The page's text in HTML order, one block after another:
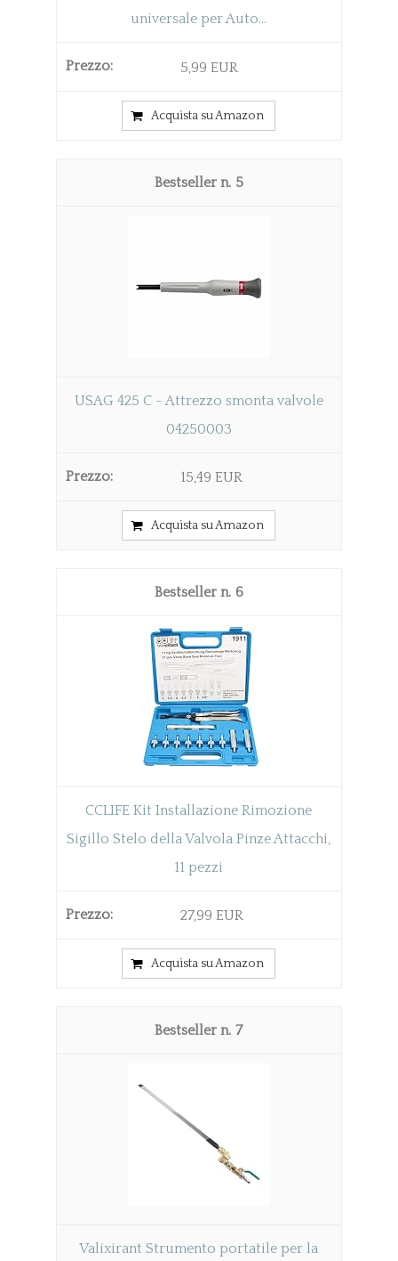
universale per Auto...
5,99 EUR
Acquista su Amazon
5
USAG 425 C - Attrezzo smonta valvole
04250003
15,49 EUR
Acquista su Amazon
6
CCLIFE Kit Installazione Rimozione
Sigillo Stelo della Valvola Pinze Attacchi,
11 pezzi
27,99 EUR
Acquista su Amazon
7
Valixirant Strumento portatile per la